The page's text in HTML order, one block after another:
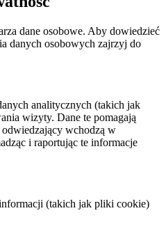
dane osobowe. Aby dowiedzieć
danych osobowych zajrzyj do
analitycznych (takich jak
wizyty. Dane te pomagają
wchodzą w
i raportując te informacje
(takich jak pliki cookie)